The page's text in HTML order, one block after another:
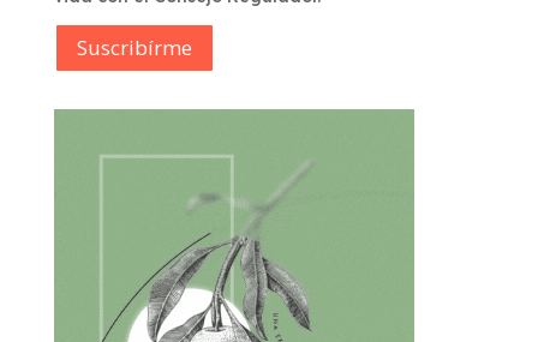
Suscribírme